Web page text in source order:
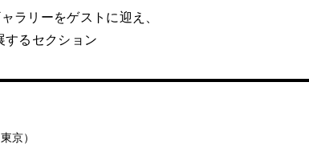
ラリーをゲストに迎え、
するセクション
東京）